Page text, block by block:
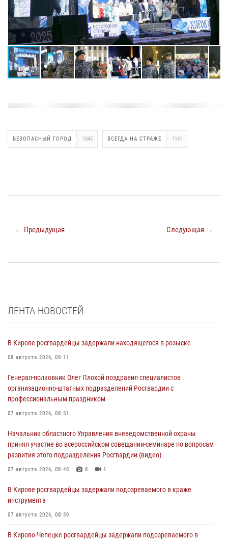
БЕЗОПАСНЫЙ ГОРОД 1045 ВСЕГДА НА СТРАЖЕ 1141
← Предыдущая Следующая →
ЛЕНТА НОВОСТЕЙ
В Кирове росгвардейцы задержали находящегося в розыске
08 августа 2026, 09:11
Генерал-полковник Олег Плохой поздравил специалистов
организационно-штатных подразделений Росгвардии с
профессиональным праздником
07 августа 2026, 08:51
Начальник областного Управления вневедомственной охраны
принял участие во всероссийском совещании-семинаре по вопросам
развития этого подразделения Росгвардии (видео)
07 августа 2026, 08:48 8 1
В Кирове росгвардейцы задержали подозреваемого в краже
инструмента
07 августа 2026, 08:39
В Кирово-Чепецке росгвардейцы задержали подозреваемого в